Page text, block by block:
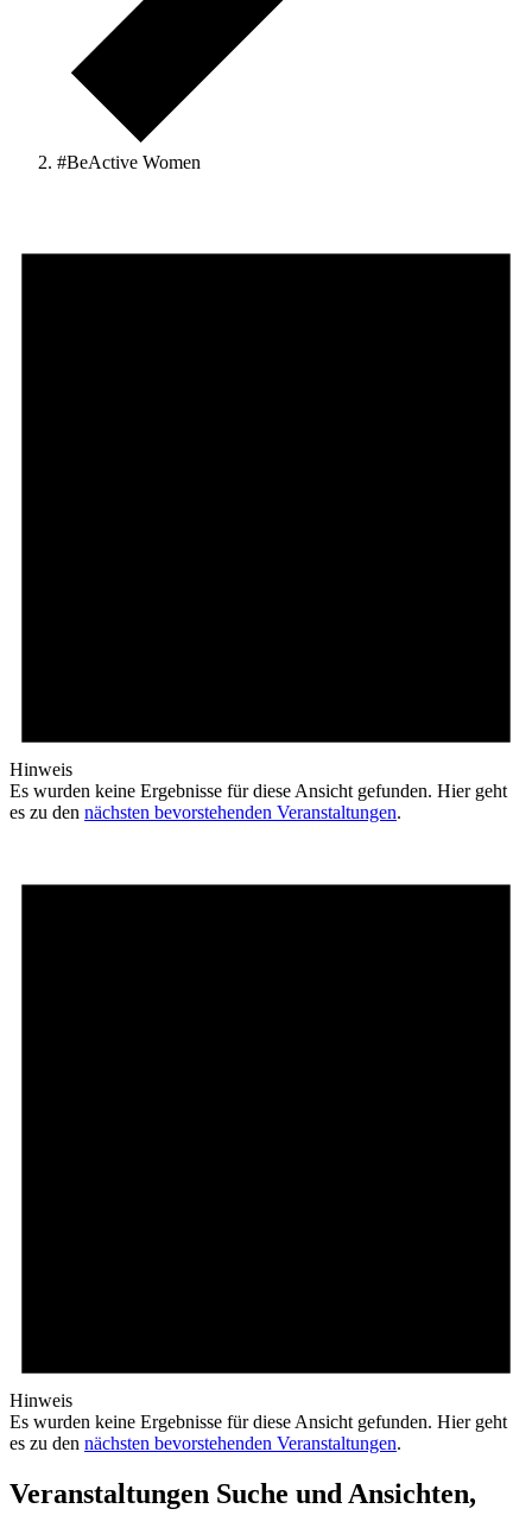
#BeActive Women
Hinweis
Es wurden keine Ergebnisse für diese Ansicht gefunden. Hier geht
es zu den nächsten bevorstehenden Veranstaltungen.
Hinweis
Es wurden keine Ergebnisse für diese Ansicht gefunden. Hier geht
es zu den nächsten bevorstehenden Veranstaltungen.
Veranstaltungen Suche und Ansichten,